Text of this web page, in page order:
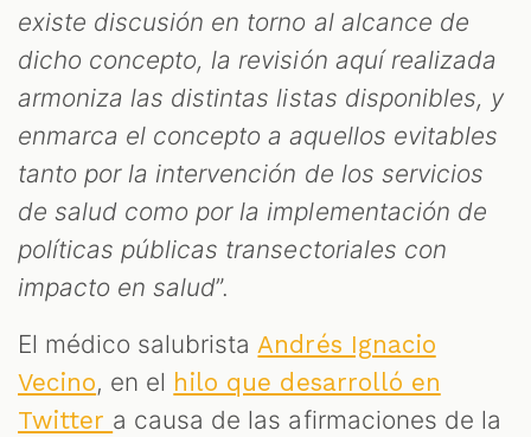
existe discusión en torno al alcance de
dicho concepto, la revisión aquí realizada
armoniza las distintas listas disponibles, y
enmarca el concepto a aquellos evitables
tanto por la intervención de los servicios
de salud como por la implementación de
políticas públicas transectoriales con
impacto en salud”.
El médico salubrista Andrés Ignacio
Vecino, en el hilo que desarrolló en
Twitter a causa de las afirmaciones de la